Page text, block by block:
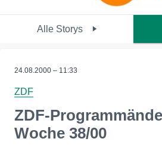
Alle Storys
24.08.2000 – 11:33
ZDF
ZDF-
Woche 38/00